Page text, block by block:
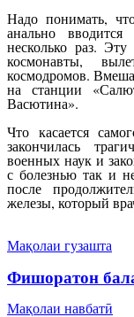
Надо понимать,
анально
несколько раз.
космонавты,
космодромов.
на станции
Васютина».
Что касается
закончилась
военных наук и
с болезнью так и
после
железы, который
Мақолаи гузашта
Фишоратон
Мақолаи навбатӣ